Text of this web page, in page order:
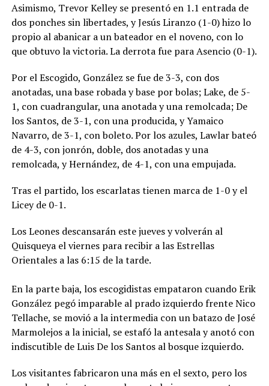
Asimismo, Trevor Kelley se presentó en 1.1 entrada de
dos ponches sin libertades, y Jesús Liranzo (1-0) hizo lo
propio al abanicar a un bateador en el noveno, con lo
que obtuvo la victoria. La derrota fue para Asencio (0-1).
Por el Escogido, González se fue de 3-3, con dos
anotadas, una base robada y base por bolas; Lake, de 5-
1, con cuadrangular, una anotada y una remolcada; De
los Santos, de 3-1, con una producida, y Yamaico
Navarro, de 3-1, con boleto. Por los azules, Lawlar bateó
de 4-3, con jonrón, doble, dos anotadas y una
remolcada, y Hernández, de 4-1, con una empujada.
Tras el partido, los escarlatas tienen marca de 1-0 y el
Licey de 0-1.
Los Leones descansarán este jueves y volverán al
Quisqueya el viernes para recibir a las Estrellas
Orientales a las 6:15 de la tarde.
En la parte baja, los escogidistas empataron cuando Erik
González pegó imparable al prado izquierdo frente Nico
Tellache, se movió a la intermedia con un batazo de José
Marmolejos a la inicial, se estafó la antesala y anotó con
indiscutible de Luis De los Santos al bosque izquierdo.
Los visitantes fabricaron una más en el sexto, pero los